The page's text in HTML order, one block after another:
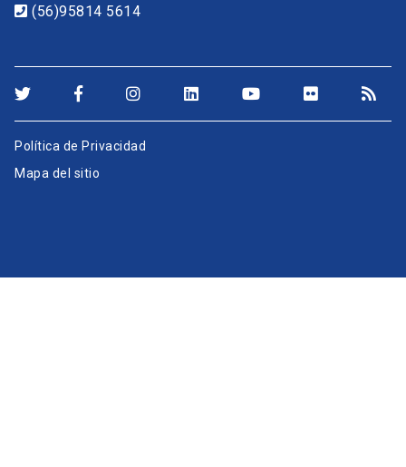
(56)95814 5614
Política de Privacidad
Mapa del sitio